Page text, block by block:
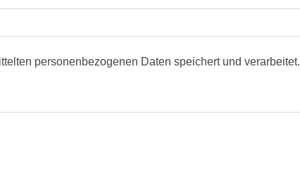
personenbezogenen Daten speichert und verarbeitet.